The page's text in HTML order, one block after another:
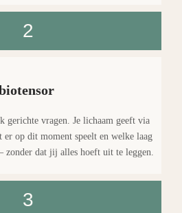
2
gerichte vragen. Je lichaam geeft via
er op dit moment speelt en welke laag
zonder dat jij alles hoeft uit te leggen.
3